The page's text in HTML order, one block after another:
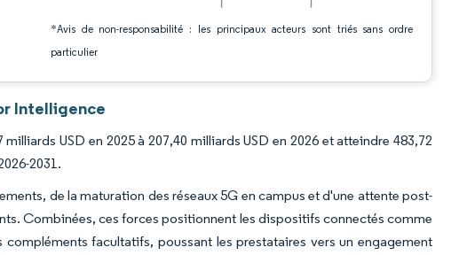
*Avis de non-responsabilité : les principaux acteurs sont triés sans ordre
particulier
Intelligence
USD en 2025 à 207,40 milliards USD en 2026 et atteindre 483,72
2031.
de la maturation des réseaux 5G en campus et d'une attente post-
Combinées, ces forces positionnent les dispositifs connectés comme
facultatifs, poussant les prestataires vers un engagement